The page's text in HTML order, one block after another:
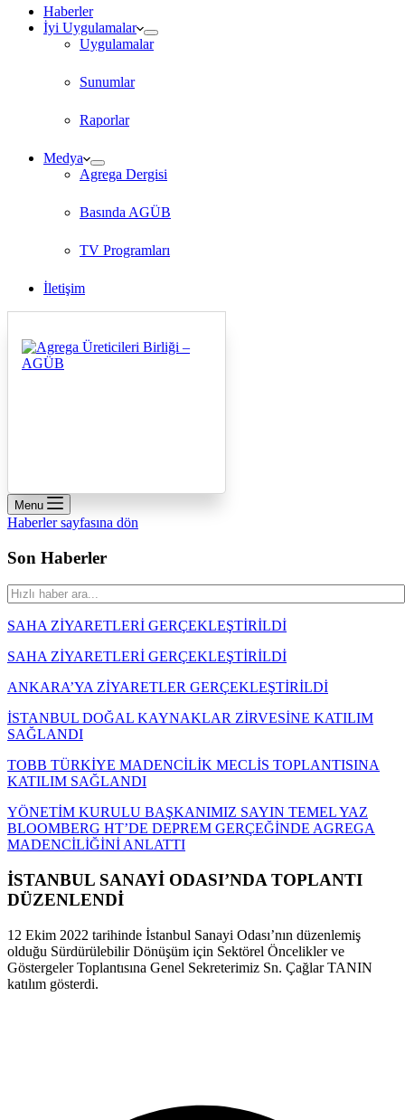
Haberler
İyi Uygulamalar
Uygulamalar
Sunumlar
Raporlar
Medya
Agrega Dergisi
Basında AGÜB
TV Programları
İletişim
Menu
Haberler sayfasına dön
Son Haberler
SAHA ZİYARETLERİ GERÇEKLEŞTİRİLDİ
SAHA ZİYARETLERİ GERÇEKLEŞTİRİLDİ
ANKARA’YA ZİYARETLER GERÇEKLEŞTİRİLDİ
İSTANBUL DOĞAL KAYNAKLAR ZİRVESİNE KATILIM
SAĞLANDI
TOBB TÜRKİYE MADENCİLİK MECLİS TOPLANTISINA
KATILIM SAĞLANDI
YÖNETİM KURULU BAŞKANIMIZ SAYIN TEMEL YAZ
BLOOMBERG HT’DE DEPREM GERÇEĞİNDE AGREGA
MADENCİLİĞİNİ ANLATTI
İSTANBUL SANAYİ ODASI’NDA TOPLANTI
DÜZENLENDİ
12 Ekim 2022 tarihinde İstanbul Sanayi Odası’nın düzenlemiş
olduğu Sürdürülebilir Dönüşüm için Sektörel Öncelikler ve
Göstergeler Toplantısına Genel Sekreterimiz Sn. Çağlar TANIN
katılım gösterdi.